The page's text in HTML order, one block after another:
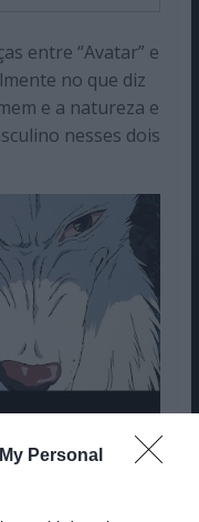
Personal
entre “Avatar” e
no que diz
e a natureza e
nesses dois
que o filme
no Céu”